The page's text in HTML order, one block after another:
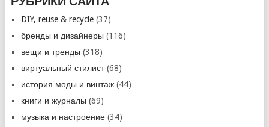
DIY, reuse & recycle(37)
бренды и дизайнеры (116)
вещи и тренды (318)
виртуальный стилист(68)
история моды и винтаж(44)
книги и журналы (69)
музыка и настроение(34)